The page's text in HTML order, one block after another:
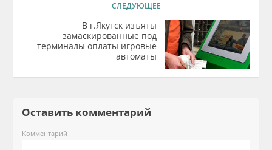
СЛЕДУЮЩЕЕ
В г.Якутск изъяты
замаскированные под
терминалы оплаты игровые
автоматы
Оставить комментарий
Комментарий